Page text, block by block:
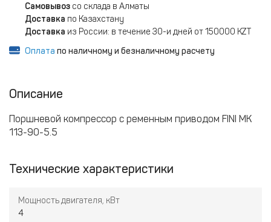
Самовывоз со склада в Алматы
Доставка по Казахстану
Доставка из России: в течение 30-и дней от 150000 KZT
Оплата по наличному и безналичному расчету
Описание
Поршневой компрессор с ременным приводом FINI MK
113-90-5.5
Технические характеристики
Мощность двигателя, кВт
4